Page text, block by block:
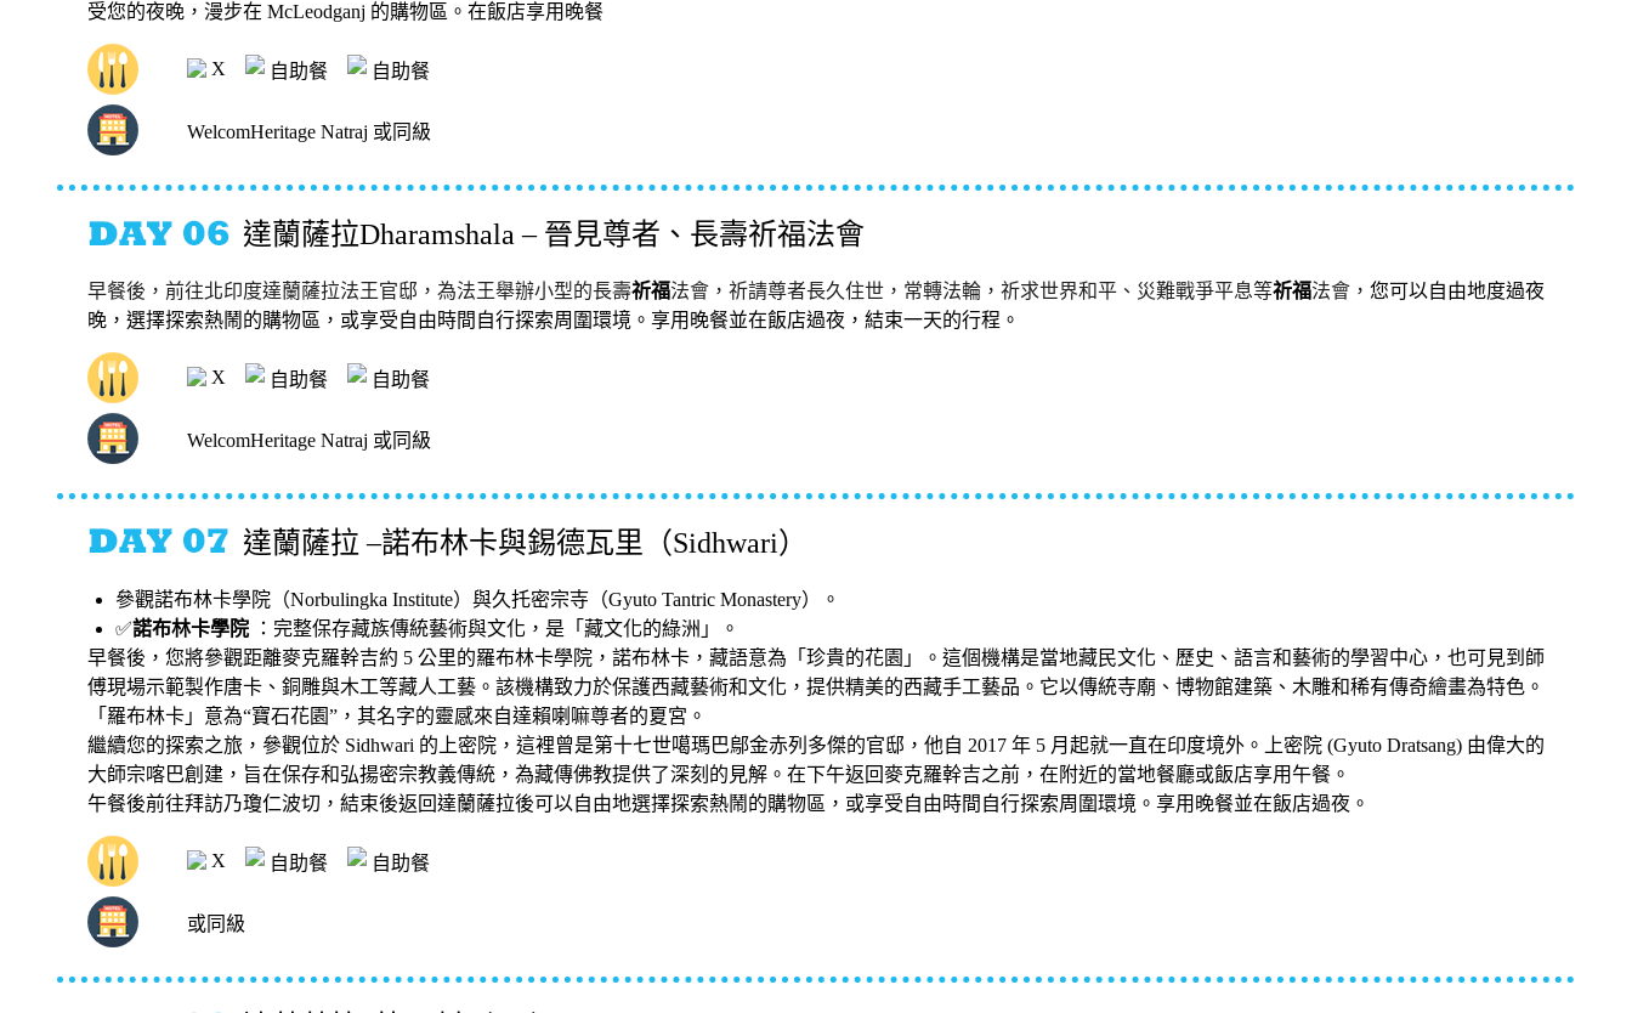
受您的夜晚，漫步在 McLeodganj 的購物區。在飯店享用晚餐
X 自助餐 自助餐
WelcomHeritage Natraj 或同級
達蘭薩拉Dharamshala – 晉見尊者、長壽祈福法會
早餐後，前往北印度達蘭薩拉法王官邸，為法王舉辦小型的長壽祈福法會，祈請尊者長久住世，常轉法輪，祈求世界和平、災難戰爭平息等祈福法會， 您可以自由地度過夜
晚，選擇探索熱鬧的購物區，或享受自由時間自行探索周圍環境。享用晚餐並在飯店過夜，結束一天的行程。
X 自助餐 自助餐
WelcomHeritage Natraj 或同級
達蘭薩拉 –諾布林卡與錫德瓦里（Sidhwari）
參觀諾布林卡學院（Norbulingka Institute）與久托密宗寺（Gyuto Tantric Monastery）。
✅諾布林卡學院 ：完整保存藏族傳統藝術與文化，是「藏文化的綠洲」。
早餐後，您將參觀距離麥克羅幹吉約 5 公里的羅布林卡學院，諾布林卡，藏語意為「珍貴的花園」。這個機構是當地藏民文化、歷史、語言和藝術的學習中心，也可見到師
傅現場示範製作唐卡、銅雕與木工等藏人工藝。該機構致力於保護西藏藝術和文化，提供精美的西藏手工藝品。它以傳統寺廟、博物館建築、木雕和稀有傳奇繪畫為特色。
「羅布林卡」意為“寶石花園”，其名字的靈感來自達賴喇嘛尊者的夏宮。
繼續您的探索之旅，參觀位於 Sidhwari 的上密院，這裡曾是第十七世噶瑪巴鄔金赤列多傑的官邸，他自 2017 年 5 月起就一直在印度境外。上密院 (Gyuto Dratsang) 由偉大的
大師宗喀巴創建，旨在保存和弘揚密宗教義傳統，為藏傳佛教提供了深刻的見解。在下午返回麥克羅幹吉之前，在附近的當地餐廳或飯店享用午餐。
午餐後前往拜訪乃瓊仁波切，結束後返回達蘭薩拉後可以自由地選擇探索熱鬧的購物區，或享受自由時間自行探索周圍環境。享用晚餐並在飯店過夜。
X 自助餐 自助餐
或同級